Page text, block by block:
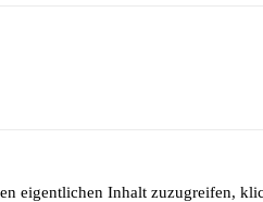
eigentlichen Inhalt zuzugreifen,